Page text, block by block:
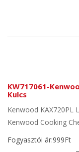
KW717061-
Kulcs
Kenwood KAX720PL
Kenwood Cooking
Fogyasztói ár:999Ft